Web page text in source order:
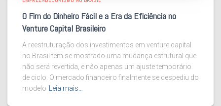
O Fim do Dinheiro Fácil e a Era da Eficiência no
Venture Capital Brasileiro
A reestruturação dos investimentos em venture capital
no Brasil tem se mostrado uma mudança estrutural que
não será revertida, e não apenas um ajuste temporário
de ciclo. O mercado financeiro finalmente se despediu do
modelo Leia mais…